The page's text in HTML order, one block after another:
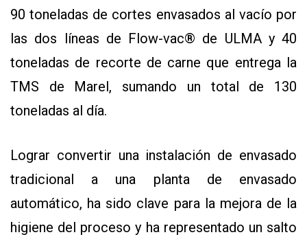
90 toneladas de cortes envasados al vacío por
las dos líneas de Flow-vac® de ULMA y 40
toneladas de recorte de carne que entrega la
TMS de Marel, sumando un total de 130
toneladas al día.
Lograr convertir una instalación de envasado
tradicional a una planta de envasado
automático, ha sido clave para la mejora de la
higiene del proceso y ha representado un salto